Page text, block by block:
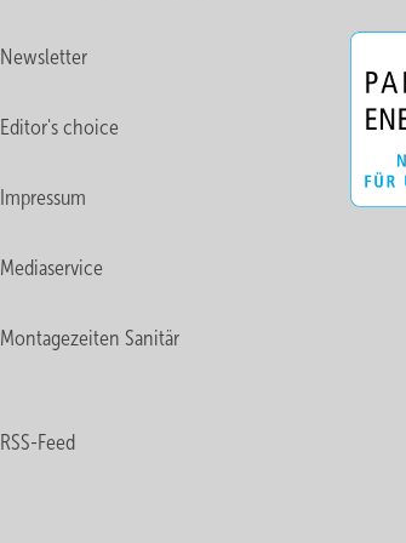
Newsletter
Editor's choice
Impressum
Mediaservice
Montagezeiten Sanitär
RSS-Feed